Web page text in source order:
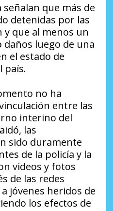
que más de
detenidas por las
que al menos un
luego de una
el estado de
país.
no ha
entre las
interino del
las
sido duramente
de la policía y la
videos y fotos
de las redes
jóvenes heridos de
los efectos de